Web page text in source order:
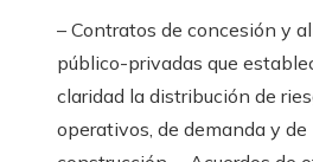
– Contratos de concesión y
público-privadas que
claridad la distribución de
operativos, de demanda y de